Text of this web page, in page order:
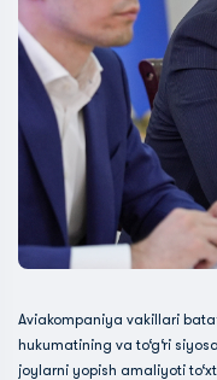
Aviakompaniya vakillari
hukumatining va to‘g‘ri
joylarni yopish amaliyoti